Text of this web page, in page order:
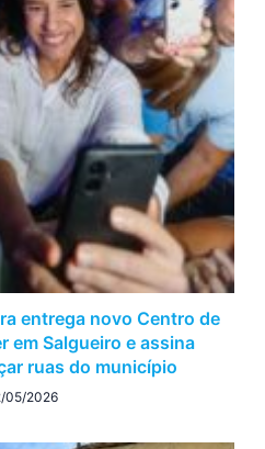
entrega novo Centro de
em Salgueiro e assina
ruas do município
05/2026